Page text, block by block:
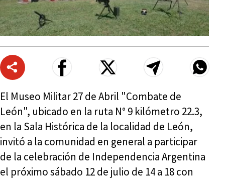
El Museo Militar 27 de Abril "Combate de
León", ubicado en la ruta N° 9 kilómetro 22.3,
en la Sala Histórica de la localidad de León,
invitó a la comunidad en general a participar
de la celebración de Independencia Argentina
el próximo sábado 12 de julio de 14 a 18 con